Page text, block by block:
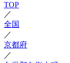
TOP
／
全国
／
京都府
／